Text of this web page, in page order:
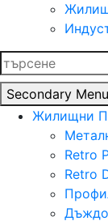
Търсене
за:
Secondary Menu
Жилищни
Retro
Retro